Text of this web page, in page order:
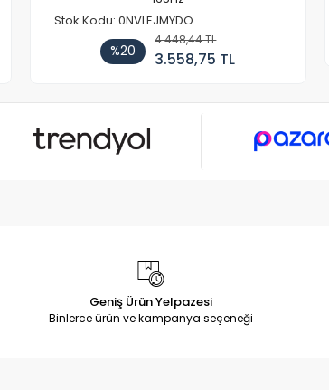
Stok Kodu: 0NVLEJMYDO
%20
4.448,44 TL
3.558,75 TL
Geniş Ürün Yelpazesi
Binlerce ürün ve kampanya seçeneği